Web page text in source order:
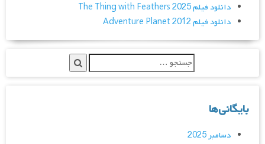
دانلود فیلم The Thing with Feathers 2025
دانلود فیلم Adventure Planet 2012
بایگانی‌ها
دسامبر 2025